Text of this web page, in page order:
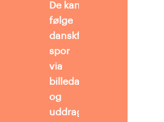
De kan
følge
danskfaglige
spor
via
billedanalyse
og
uddrag